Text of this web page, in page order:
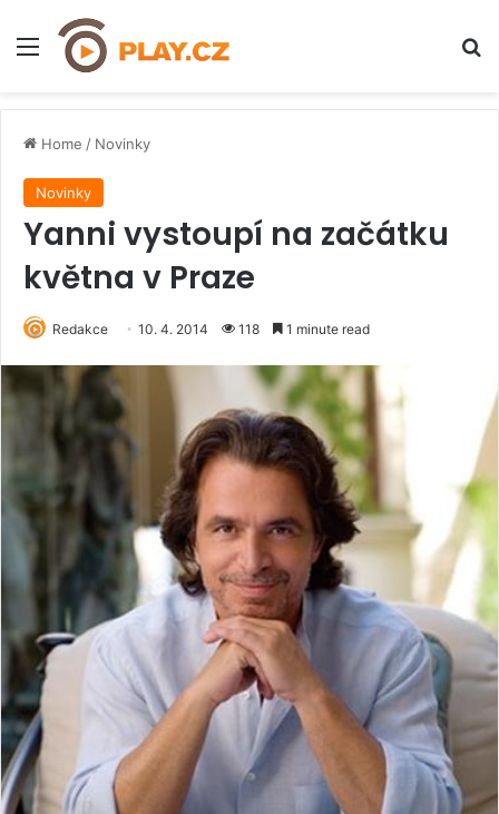
Menu
Home / Novinky
Novinky
Yanni vystoupí na začátku
května v Praze
Redakce 10. 4. 2014 118 1 minute read